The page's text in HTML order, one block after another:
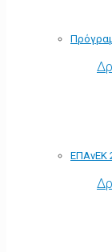
ΕΠΑνΕΚ